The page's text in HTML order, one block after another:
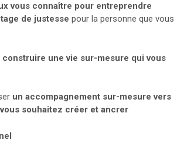
vous connaître pour entreprendre
de justesse pour la personne que vous
construire une vie sur-mesure qui vous
un accompagnement sur-mesure vers
souhaitez créer et ancrer